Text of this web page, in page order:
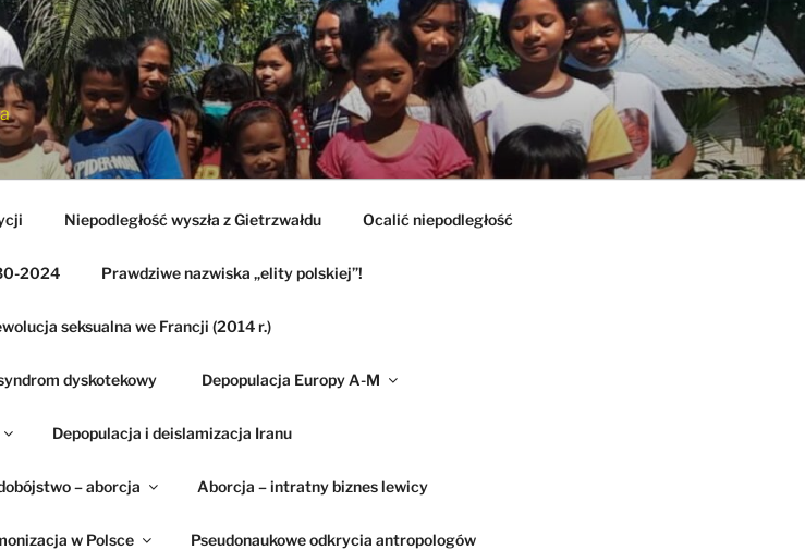
Niepodległość wyszła z Gietrzwałdu Ocalić niepodległość
2024 Prawdziwe nazwiska „elity polskiej”!
seksualna we Francji (2014 r.)
dyskotekowy Depopulacja Europy A-M
Depopulacja i deislamizacja Iranu
– aborcja Aborcja – intratny biznes lewicy
w Polsce Pseudonaukowe odkrycia antropologów